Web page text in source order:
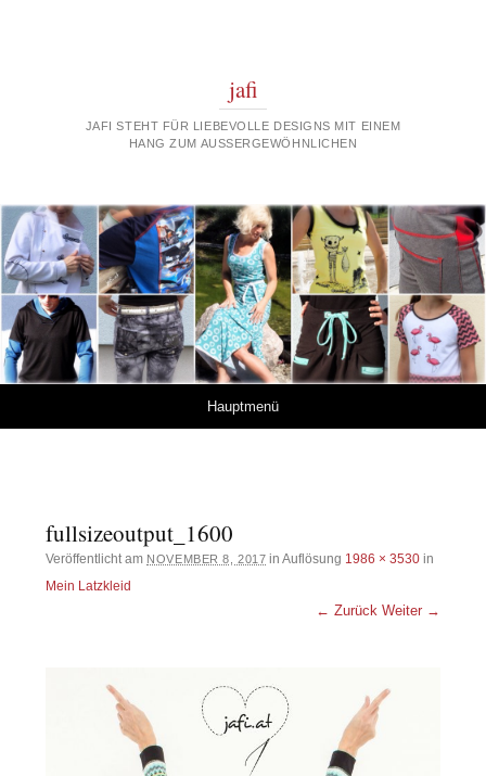
jafi
JAFI STEHT FÜR LIEBEVOLLE DESIGNS MIT EINEM
HANG ZUM AUSSERGEWÖHNLICHEN
Hauptmenü
fullsizeoutput_1600
Veröffentlicht am NOVEMBER 8, 2017 in Auflösung 1986 × 3530 in
Mein Latzkleid
← Zurück Weiter →